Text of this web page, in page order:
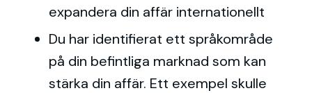
expandera din affär internationellt
Du har identifierat ett språkområde
på din befintliga marknad som kan
stärka din affär. Ett exempel skulle